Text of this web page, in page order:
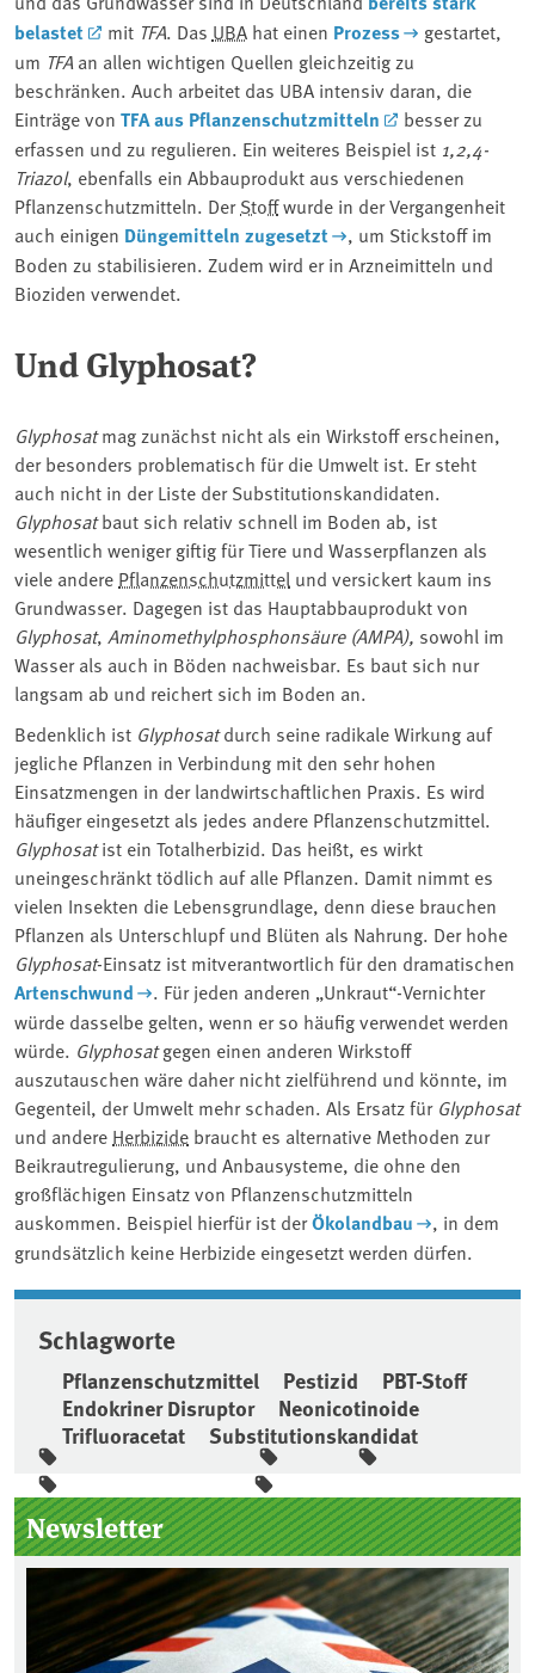
belastet
mit TFA. Das UBAhat einen Prozess
gestartet,
um TFA an allen wichtigen Quellen gleichzeitig zu
beschränken. Auch arbeitet das UBA intensiv daran, die
Einträge von TFA aus Pflanzenschutzmitteln
besser zu
erfassen und zu regulieren. Ein weiteres Beispiel ist 1,2,4-
Triazol, ebenfalls ein Abbauprodukt aus verschiedenen
Pflanzenschutzmitteln. DerStoffwurde in der Vergangenheit
auch einigen Düngemitteln zugesetzt
, um Stickstoff im
Boden zu stabilisieren. Zudem wird er in Arzneimitteln und
Bioziden verwendet.
Und Glyphosat?
Glyphosatmag zunächst nicht als ein Wirkstoff erscheinen,
der besonders problematisch für die Umwelt ist. Er steht
auch nicht in der Liste der Substitutionskandidaten.
Glyphosatbaut sich relativ schnell im Boden ab, ist
wesentlich weniger giftig für Tiere und Wasserpflanzen als
viele andere Pflanzenschutzmittel und versickert kaum ins
Grundwasser. Dagegen ist das Hauptabbauprodukt von
Glyphosat, Aminomethylphosphonsäure (AMPA), sowohl im
Wasser als auch in Böden nachweisbar. Es baut sich nur
langsam ab und reichert sich im Boden an.
Bedenklich ist Glyphosatdurch seine radikale Wirkung auf
jegliche Pflanzen in Verbindung mit den sehr hohen
Einsatzmengen in der landwirtschaftlichen Praxis. Es wird
häufiger eingesetzt als jedes andere Pflanzenschutzmittel.
Glyphosatist ein Totalherbizid. Das heißt, es wirkt
uneingeschränkt tödlich auf alle Pflanzen. Damit nimmt es
vielen Insekten die Lebensgrundlage, denn diese brauchen
Pflanzen als Unterschlupf und Blüten als Nahrung. Der hohe
Glyphosat-Einsatz ist mitverantwortlich für den dramatischen
Artenschwund
. Für jeden anderen „Unkraut“-Vernichter
würde dasselbe gelten, wenn er so häufig verwendet werden
würde. Glyphosatgegen einen anderen Wirkstoff
auszutauschen wäre daher nicht zielführend und könnte, im
Gegenteil, der Umwelt mehr schaden. Als Ersatz für Glyphosat
und andere Herbizide braucht es alternative Methoden zur
Beikrautregulierung, und Anbausysteme, die ohne den
großflächigen Einsatz von Pflanzenschutzmitteln
auskommen. Beispiel hierfür ist derÖkolandbau
, in dem
grundsätzlich keine Herbizide eingesetzt werden dürfen.
Schlagworte
Pflanzenschutzmittel Pestizid
PBT-Stoff
Endokriner Disruptor
Neonicotinoide
Trifluoracetat
Substitutionskandidat
Seitenleiste
Newsletter